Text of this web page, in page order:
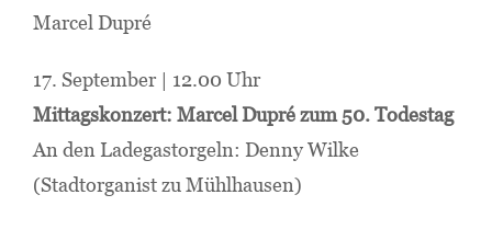
Marcel Dupré
17. September | 12.00 Uhr
Mittagskonzert: Marcel Dupré zum 50. Todestag
An den Ladegastorgeln: Denny Wilke
(Stadtorganist zu Mühlhausen)